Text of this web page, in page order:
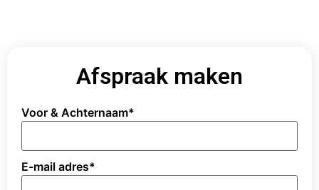
Afspraak maken
Voor & Achternaam*
E-mail adres*